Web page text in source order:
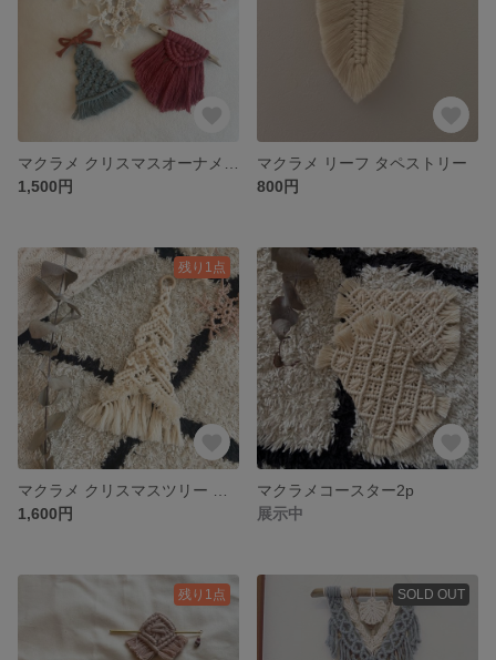
1,500円
マクラメ リーフ タペストリー
800円
残り1点
1,600円
マクラメコースター2p
展示中
残り1点 SOLD OUT